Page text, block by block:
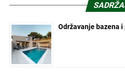
Održavanje bazena